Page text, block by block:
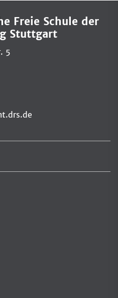
Freie Schule der
Stuttgart
5